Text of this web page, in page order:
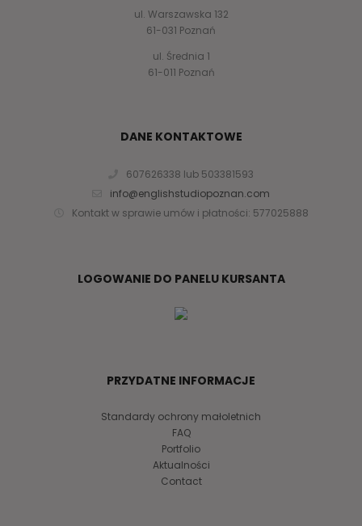
ul. Warszawska 132
61-031 Poznań
ul. Średnia 1
61-011 Poznań
DANE KONTAKTOWE
607626338 lub 503381593
info@englishstudiopoznan.com
Kontakt w sprawie umów i płatności: 577025888
LOGOWANIE DO PANELU KURSANTA
PRZYDATNE INFORMACJE
Standardy ochrony małoletnich
FAQ
Portfolio
Aktualności
Contact